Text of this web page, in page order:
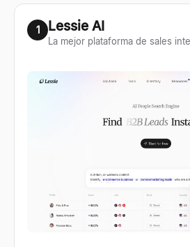
1 Lessie AI
La mejor plataforma de sales